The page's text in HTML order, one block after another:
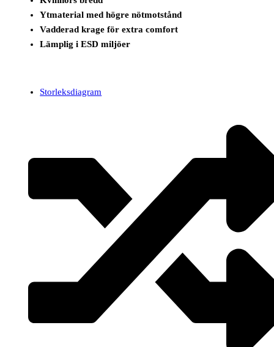
Ytmaterial med högre nötmotstånd
Vadderad krage för extra comfort
Lämplig i ESD miljöer
Storleksdiagram